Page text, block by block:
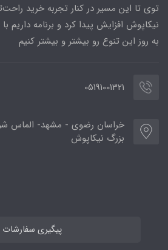
توی تا این مسیر در کنار تجربه خرید
نیکاپوش افزایش پیدا کرد و برنامه داریم
به روز این تنوع رو بیشتر و بیشتر کنیم
05191001321
خراسان رضوی - مشهد- الماس
بزرگ نیکاپوش
پیگیری سفارشات